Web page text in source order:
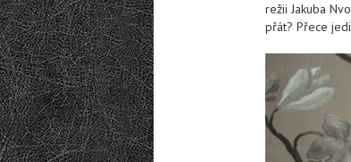
režii Jakuba
přát? Přece